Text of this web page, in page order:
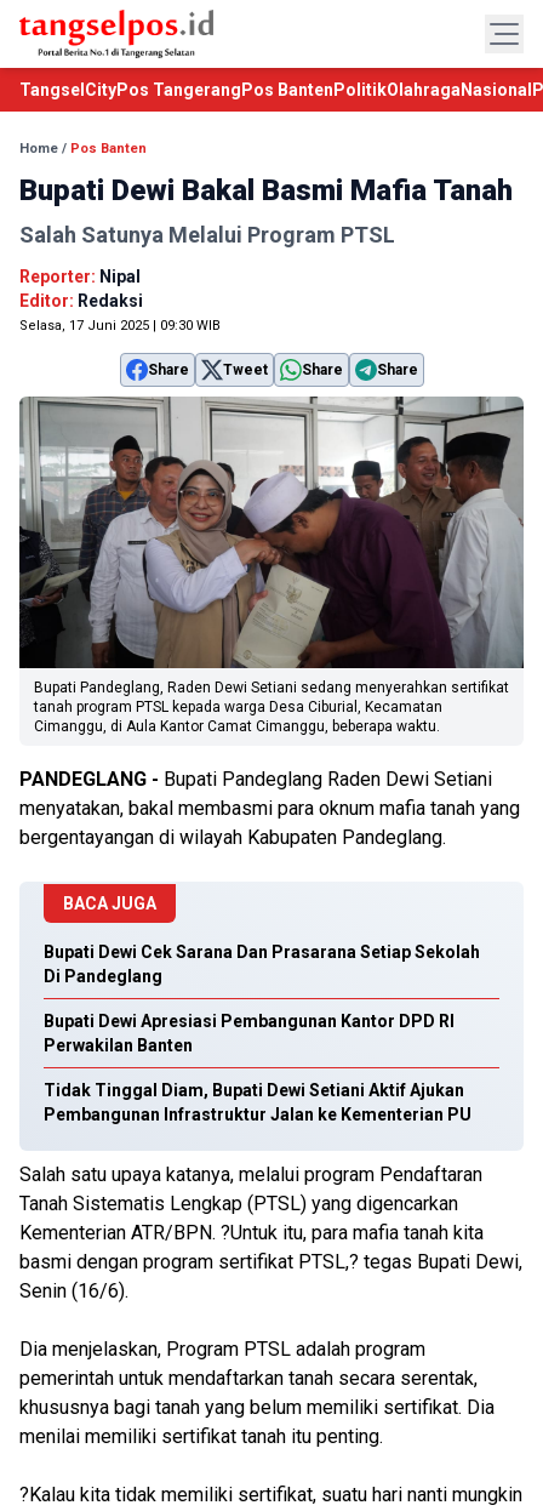
TangselCityPos Tangerang Pos Banten PolitikOlahraga Nasional
Home / Pos Banten
Bupati Dewi Bakal Basmi Mafia Tanah
Salah Satunya Melalui Program PTSL
Reporter: Nipal
Editor: Redaksi
Selasa, 17 Juni 2025 | 09:30 WIB
Share Tweet Share Share
Bupati Pandeglang, Raden Dewi Setiani sedang menyerahkan sertifikat
tanah program PTSL kepada warga Desa Ciburial, Kecamatan
Cimanggu, di Aula Kantor Camat Cimanggu, beberapa waktu.
PANDEGLANG - Bupati Pandeglang Raden Dewi Setiani
menyatakan, bakal membasmi para oknum mafia tanah yang
bergentayangan di wilayah Kabupaten Pandeglang.
BACA JUGA
Bupati Dewi Cek Sarana Dan Prasarana Setiap Sekolah
Di Pandeglang
Bupati Dewi Apresiasi Pembangunan Kantor DPD RI
Perwakilan Banten
Tidak Tinggal Diam, Bupati Dewi Setiani Aktif Ajukan
Pembangunan Infrastruktur Jalan ke Kementerian PU
Salah satu upaya katanya, melalui program Pendaftaran
Tanah Sistematis Lengkap (PTSL) yang digencarkan
Kementerian ATR/BPN. ?Untuk itu, para mafia tanah kita
basmi dengan program sertifikat PTSL,? tegas Bupati Dewi,
Senin (16/6).
Dia menjelaskan, Program PTSL adalah program
pemerintah untuk mendaftarkan tanah secara serentak,
khususnya bagi tanah yang belum memiliki sertifikat. Dia
menilai memiliki sertifikat tanah itu penting.
?Kalau kita tidak memiliki sertifikat, suatu hari nanti mungkin